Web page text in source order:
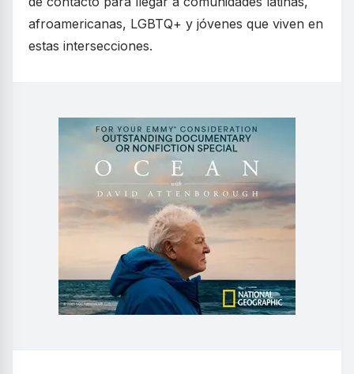
afroamericanas, LGBTQ+ y jóvenes que viven en
estas intersecciones.